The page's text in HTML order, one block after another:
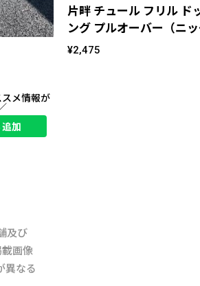
メ情報が
加
及び
画像
異なる
片畔 チュール フリル ド
ング プルオーバー（ニッ
ト）
¥2,475